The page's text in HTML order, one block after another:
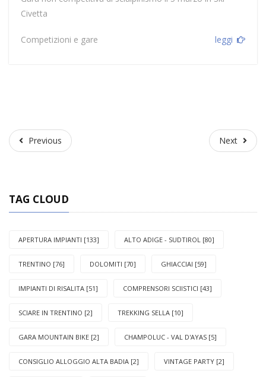
Civetta
Competizioni e gare leggi
PreviousPrevious Next Next
TAG CLOUD
APERTURA IMPIANTI [133] ALTO ADIGE - SUDTIROL [80]
TRENTINO [76] DOLOMITI [70] GHIACCIAI [59]
IMPIANTI DI RISALITA [51] COMPRENSORI SCIISTICI [43]
SCIARE IN TRENTINO [2] TREKKING SELLA [10]
GARA MOUNTAIN BIKE [2] CHAMPOLUC - VAL D'AYAS [5]
CONSIGLIO ALLOGGIO ALTA BADIA [2] VINTAGE PARTY [2]